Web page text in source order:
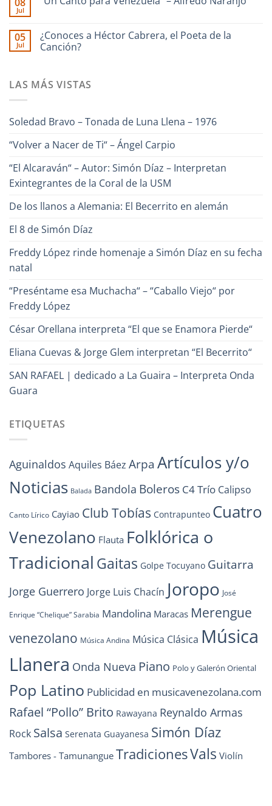
Interpreta
Iriarte
de
Evaristo
Aparicio
en
Ronald
Borjas
–
08
Jul
comentarios
en
“Un
Canto
Alfredo
05
Jul
¿Conoces a Héctor Cabrera, el Poeta de la
Canción?
en
¿Conoces
el
la
LAS MÁS VISTAS
Soledad Bravo – Tonada de Luna Llena – 1976
“Volver a Nacer de Ti“ – Ángel Carpio
“El Alcaraván“ – Autor: Simón Díaz – Interpretan
Exintegrantes de la Coral de la USM
De los llanos a Alemania: El Becerrito en alemán
El 8 de Simón Díaz
Freddy López rinde homenaje a Simón Díaz en su fecha
natal
“Preséntame esa Muchacha“ – “Caballo Viejo“ por
Freddy López
César Orellana interpreta “El que se Enamora Pierde“
Eliana Cuevas & Jorge Glem interpretan “El Becerrito“
SAN RAFAEL | dedicado a La Guaira – Interpreta Onda
Guara
ETIQUETAS
Aguinaldos Aquiles Báez Arpa Artículos y/o
Noticias Balada Bandola Boleros C4 Trío Calipso
Canto Lírico Cayiao Club Tobías Contrapunteo Cuatro
Venezolano Flauta Folklórica o
Tradicional Gaitas Golpe Tocuyano Guitarra
Jorge Guerrero Jorge Luis Chacín Joropo José
Enrique “Chelique” Sarabia Mandolina Maracas Merengue
venezolano Música Andina Música Clásica Música
Llanera Onda Nueva Piano Polo y Galerón Oriental
Pop Latino Publicidad en musicavenezolana.com
Rafael “Pollo” Brito Rawayana Reynaldo Armas
Rock Salsa Serenata Guayanesa Simón Díaz
Tambores - Tamunangue TradicionesVals Violín